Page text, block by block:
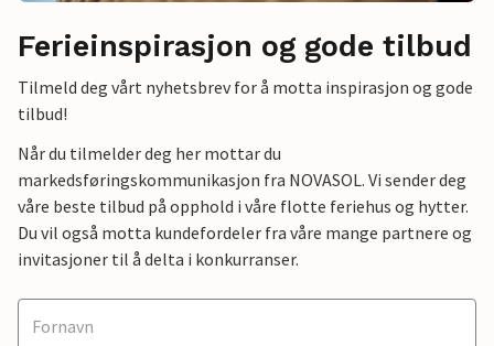
Ferieinspirasjon og gode tilbud
Tilmeld deg vårt nyhetsbrev for å motta inspirasjon og gode
tilbud!
Når du tilmelder deg her mottar du
markedsføringskommunikasjon fra NOVASOL. Vi sender deg
våre beste tilbud på opphold i våre flotte feriehus og hytter.
Du vil også motta kundefordeler fra våre mange partnere og
invitasjoner til å delta i konkurranser.